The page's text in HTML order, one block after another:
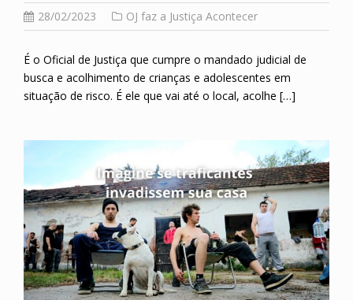
28/02/2023 OJ faz a Justiça Acontecer
É o Oficial de Justiça que cumpre o mandado judicial de
busca e acolhimento de crianças e adolescentes em
situação de risco. É ele que vai até o local, acolhe […]